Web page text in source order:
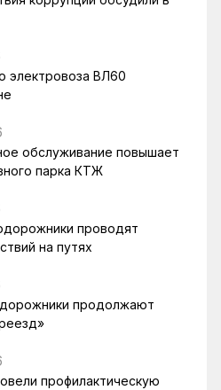
электровоза ВЛ60
обслуживание повышает
парка КТЖ
проводят
на путях
продолжают
профилактическую